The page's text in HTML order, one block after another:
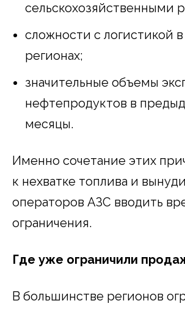
сельскохозяйственными
сложности с логистикой
регионах;
значительные объемы
нефтепродуктов в
месяцы.
Именно сочетание этих
к нехватке топлива и
операторов АЗС вводить
ограничения.
Где уже ограничили
В большинстве регионов